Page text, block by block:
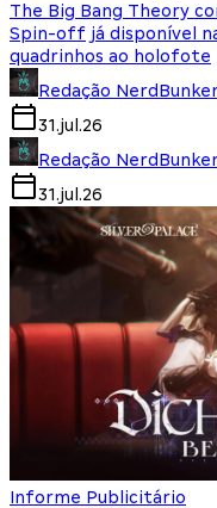
The Big Bang Theory
Spin-off já disponível
quadrinhos ao holofote
Redação
31.jul.26
Redação
31.jul.26
Informe Publicitário